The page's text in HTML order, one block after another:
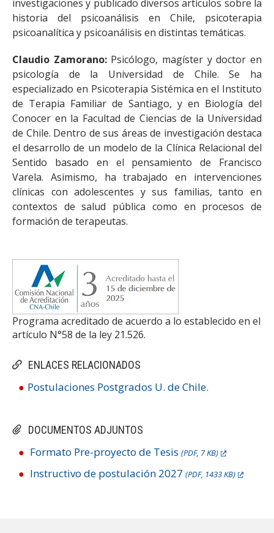
Programa acreditado de acuerdo a lo establecido en el
artículo N°58 de la ley 21.526.
ENLACES RELACIONADOS
Postulaciones Postgrados U. de Chile.
DOCUMENTOS ADJUNTOS
Formato Pre-proyecto de Tesis (PDF, 7 KB)
Instructivo de postulación 2027 (PDF, 1433 KB)
investigaciones y publicado diversos artículos sobre la
historia del psicoanálisis en Chile, psicoterapia
psicoanalítica y psicoanálisis en distintas temáticas.
Claudio Zamorano:Psicólogo, magíster y doctor en
psicología de la Universidad de Chile. Se ha
especializado en Psicoterapia Sistémica en el Instituto
de Terapia Familiar de Santiago, y en Biología del
Conocer en la Facultad de Ciencias de la Universidad
de Chile. Dentro de sus áreas de investigación destaca
el desarrollo de un modelo de la Clínica Relacional del
Sentido basado en el pensamiento de Francisco
Varela. Asimismo, ha trabajado en intervenciones
clínicas con adolescentes y sus familias, tanto en
contextos de salud pública como en procesos de
formación de terapeutas.